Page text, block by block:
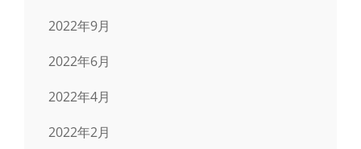
2022年9月
2022年6月
2022年4月
2022年2月